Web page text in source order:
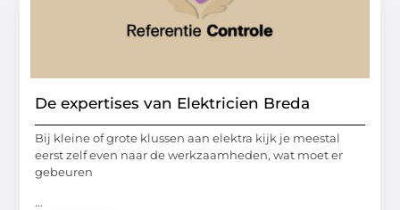
De expertises van Elektricien Breda
Bij kleine of grote klussen aan elektra kijk je meestal
eerst zelf even naar de werkzaamheden, wat moet er
gebeuren
...